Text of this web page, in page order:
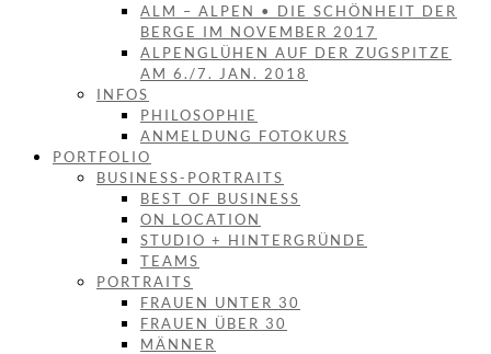
ALM – ALPEN • DIE SCHÖNHEIT DER
BERGE IM NOVEMBER 2017
ALPENGLÜHEN AUF DER ZUGSPITZE
AM 6./7. JAN. 2018
INFOS
PHILOSOPHIE
ANMELDUNG FOTOKURS
PORTFOLIO
BUSINESS-PORTRAITS
BEST OF BUSINESS
ON LOCATION
STUDIO + HINTERGRÜNDE
TEAMS
PORTRAITS
FRAUEN UNTER 30
FRAUEN ÜBER 30
MÄNNER